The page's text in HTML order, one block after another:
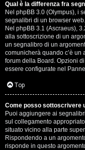
Qual è la differenza fra
Nel phpBB 3.0 (Olympus), i
segnalibri di un browser
Nel phpBB 3.1 (Ascraeus),
alla sottoscrizione di un
un segnalibro di un
comunicherà quando c’è
forum della Board. Opzioni
essere configurate nel
Top
Come posso sottoscrivere
Puoi aggiungere ai
sul collegamento
situato vicino alla parte
Rispondendo a un
risponde in questo